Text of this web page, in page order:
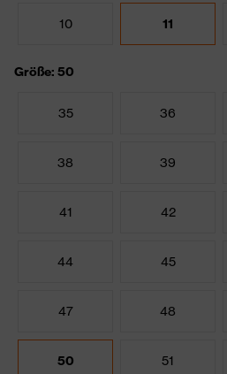
10 11
Größe: 50
35 36
38 39
41 42
44 45
47 48
50 51